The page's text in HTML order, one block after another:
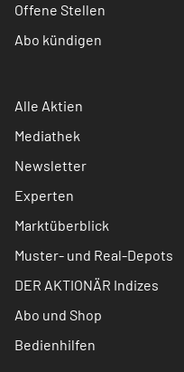
Offene Stellen
Abo kündigen
Alle Aktien
Mediathek
Newsletter
Experten
Marktüberblick
Muster- und Real-Depots
DER AKTIONÄR Indizes
Abo und Shop
Bedienhilfen